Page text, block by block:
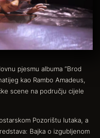
pjesmu albuma “Brod
kao Rambo Amadeus,
scene na području cijele
Pozorištu lutaka, a
Bajka o izgubljenom